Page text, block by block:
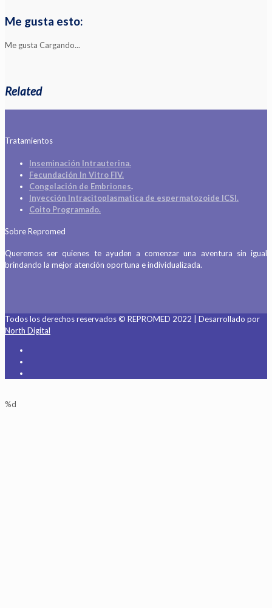
Me gusta esto:
Me gusta Cargando...
Related
Tratamientos
Inseminación Intrauterina.
Fecundación In Vitro FIV.
Congelación de Embriones.
Inyección Intracitoplasmatica de espermatozoide ICSI.
Coito Programado.
Sobre Repromed
Queremos ser quienes te ayuden a comenzar una aventura sin igual
brindando la mejor atención oportuna e individualizada.
Todos los derechos reservados © REPROMED 2022 | Desarrollado por
North Digital
%d